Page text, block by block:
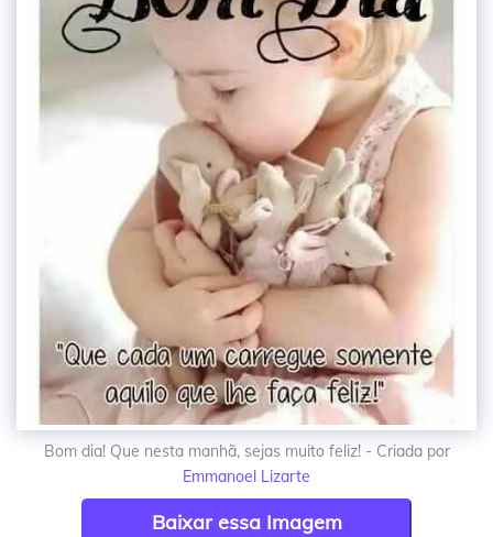
Bom dia! Que nesta manhã, sejas muito feliz! - Criada por
Emmanoel Lizarte
Baixar essa Imagem